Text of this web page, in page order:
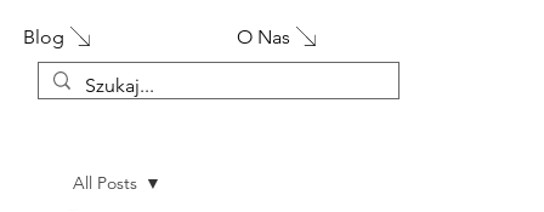
Blog O Nas
All Posts